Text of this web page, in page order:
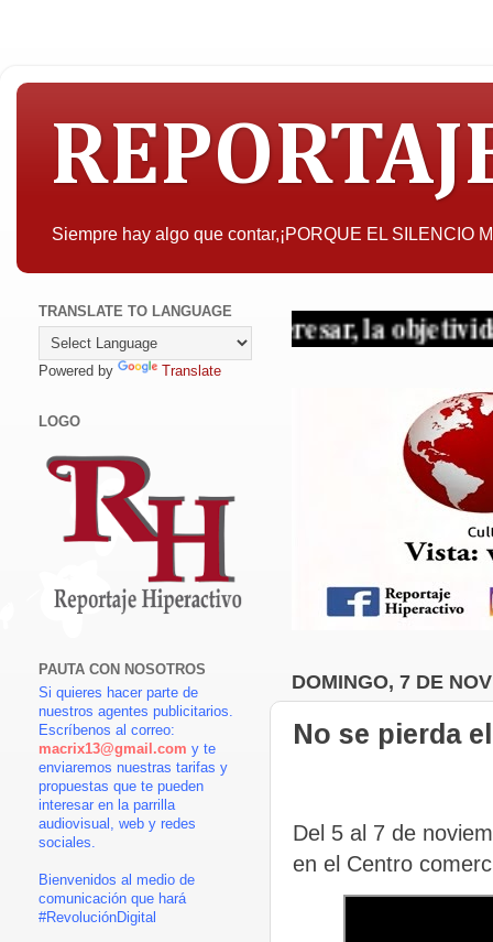
Siempre hay algo que contar,¡PORQUE EL SILENCIO
quien pueda interesar, la objetividad
DOMINGO, 7 DE
No se pierda
Del 5 al 7 de
en el Centro
TRANSLATE TO LANGUAGE
Powered by Translate
LOGO
PAUTA CON NOSOTROS
Si quieres hacer parte de
nuestros agentes publicitarios.
Escríbenos al correo:
macrix13@gmail.com y te
enviaremos nuestras tarifas y
propuestas que te pueden
interesar en la parrilla
audiovisual, web y redes
sociales.
Bienvenidos al medio de
comunicación que hará
#RevoluciónDigital